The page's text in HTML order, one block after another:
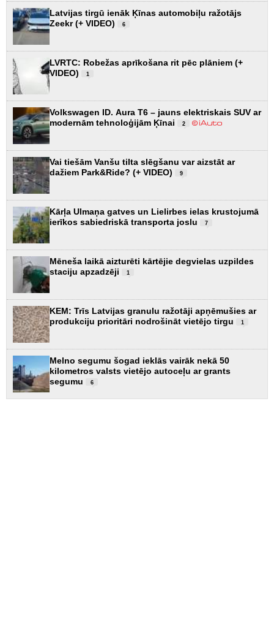
Latvijas tirgū ienāk Ķīnas automobiļu ražotājs
Zeekr (+ VIDEO)
6
LVRTC: Robežas aprīkošana rit pēc plāniem (+
VIDEO)
1
Volkswagen ID. Aura T6 – jauns elektriskais SUV ar
modernām tehnoloģijām Ķīnai
2
Vai tiešām Vanšu tilta slēgšanu var aizstāt ar
dažiem Park&Ride? (+ VIDEO)
9
Kārļa Ulmaņa gatves un Lielirbes ielas krustojumā
ierīkos sabiedriskā transporta joslu
7
Mēneša laikā aizturēti kārtējie degvielas uzpildes
staciju apzadzēji
1
KEM: Trīs Latvijas granulu ražotāji apņēmušies ar
produkciju prioritāri nodrošināt vietējo tirgu
1
Melno segumu šogad ieklās vairāk nekā 50
kilometros valsts vietējo autoceļu ar grants
segumu
6